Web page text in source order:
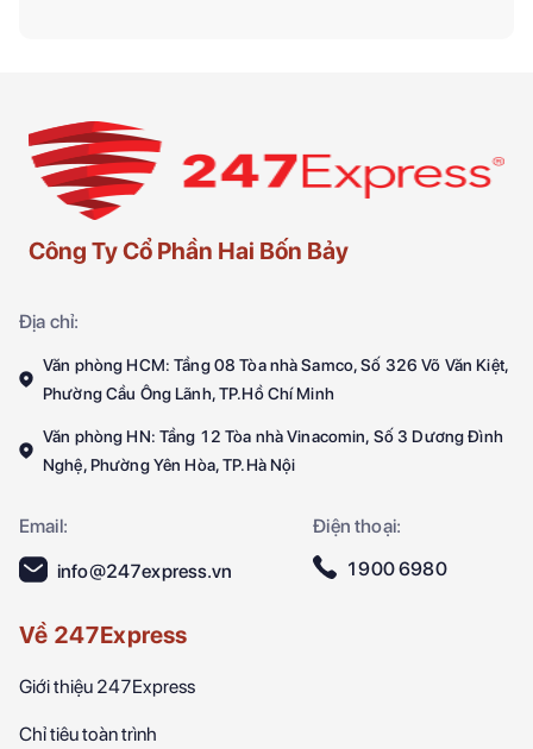
Công Ty Cổ Phần Hai Bốn Bảy
Địa chỉ:
Văn phòng HCM: Tầng 08 Tòa nhà Samco, Số 326 Võ Văn Kiệt,
Phường Cầu Ông Lãnh, TP.Hồ Chí Minh
Văn phòng HN: Tầng 12 Tòa nhà Vinacomin, Số 3 Dương Đình
Nghệ, Phường Yên Hòa, TP.Hà Nội
Email:
Điện thoại:
info@247express.vn
1900 6980
Về 247Express
Giới thiệu 247Express
Chỉ tiêu toàn trình